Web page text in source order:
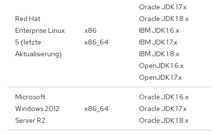
Red Hat
Enterprise Linux
5 (letzte
Aktualisierung)
x86
x86_64
Oracle JDK 1.7.x
Oracle JDK 1.8.x
IBM JDK 1.6.x
IBM JDK 1.7.x
IBM JDK 1.8.x
OpenJDK 1.6.x
OpenJDK 1.7.x
Microsoft
Windows 2012
Server R2
x86_64
Oracle JDK 1.6.x
Oracle JDK 1.7.x
Oracle JDK 1.8.x